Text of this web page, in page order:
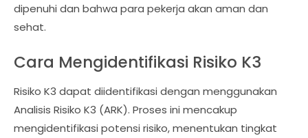
dipenuhi dan bahwa para pekerja akan aman dan
sehat.
Cara Mengidentifikasi Risiko K3
Risiko K3 dapat diidentifikasi dengan menggunakan
Analisis Risiko K3 (ARK). Proses ini mencakup
mengidentifikasi potensi risiko, menentukan tingkat